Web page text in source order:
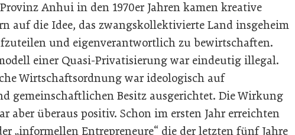
Anhui in den 1970er Jahren kamen kreative
auf die Idee, das zwangskollektivierte Land insgeheim
und eigenverantwortlich zu bewirtschaften.
einer Quasi-Privatisierung war eindeutig illegal.
Wirtschaftsordnung war ideologisch auf
gemeinschaftlichen Besitz ausgerichtet. Die Wirkung
aber überaus positiv. Schon im ersten Jahr erreichten
„informellen Entrepreneure“ die der letzten fünf Jahre